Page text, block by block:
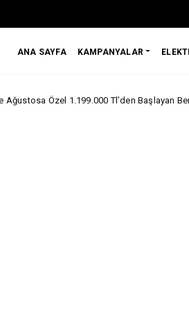
ANA SAYFA KAMPANYALAR
1.199.000 Tl’den Başlayan Benzersiz